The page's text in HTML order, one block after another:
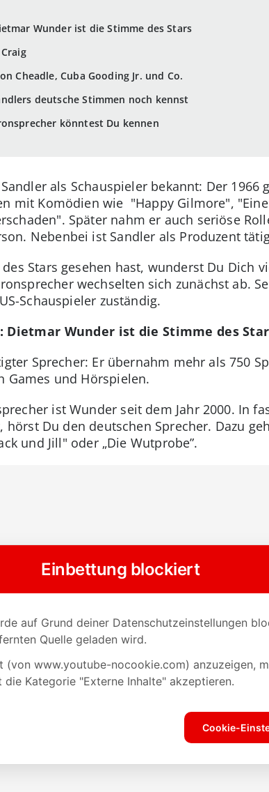
Wunder ist die Stimme des Stars
Cheadle, Cuba Gooding Jr. und Co.
deutsche Stimmen noch kennst
könntest Du kennen
als Schauspieler bekannt: Der 1966
mit Komödien wie "Happy Gilmore",
Später nahm er auch seriöse
Nebenbei ist Sandler als Produzent
Stars gesehen hast, wunderst Du Dich
wechselten sich zunächst ab.
Schauspieler zuständig.
Dietmar Wunder ist die Stimme des
Sprecher: Er übernahm mehr als 750
Games und Hörspielen.
ist Wunder seit dem Jahr 2000. In
Du den deutschen Sprecher. Dazu
und Jill" oder „Die Wutprobe”.